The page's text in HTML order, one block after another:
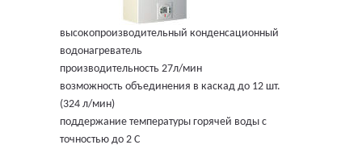
высокопроизводительный конденсационный
водонагреватель
производительность 27л/мин
возможность объединения в каскад до 12 шт.
(324 л/мин)
поддержание температуры горячей воды с
точностью до 2 С